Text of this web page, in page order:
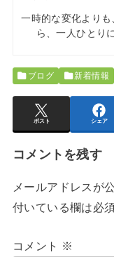
一時的な変化より
ら、一人ひとり
ブログ 新着情報
ポスト シェア
コメントを残す
メールアドレスが
付いている欄は必
コメント ※